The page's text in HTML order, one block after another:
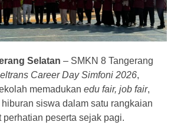
Selatan – SMKN 8 Tangerang
Career Day Simfoni 2026,
memadukan edu fair, job fair,
siswa dalam satu rangkaian
peserta sejak pagi.